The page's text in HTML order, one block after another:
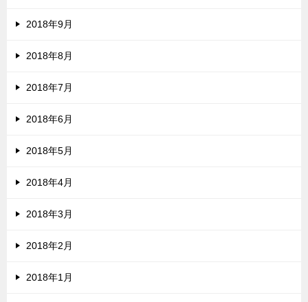
2018年9月
2018年8月
2018年7月
2018年6月
2018年5月
2018年4月
2018年3月
2018年2月
2018年1月